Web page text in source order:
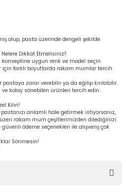
olup, pasta üzerinde dengeli şekilde
Dikkat Etmelisiniz?
uygun renk ve model seçin.
için farklı boyutlarda rakam mumlar tercih
zarar verebilir ya da eğilip kırılabilir.
ve kolay sönebilen ürünleri tercih edin.
Kılın!
anlamlı hale getirmek istiyorsanız,
rakam mum çeşitlerimizden dilediğinizi
ödeme seçenekleri ile alışveriş çok
Sönmesin!